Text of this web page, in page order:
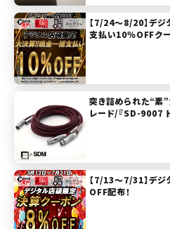
【7/24～8/20】デジ
支払い10％OFFクー
突き詰められた“素
レード/『SD-9007
【7/13～7/31】デジ
OFF配布！